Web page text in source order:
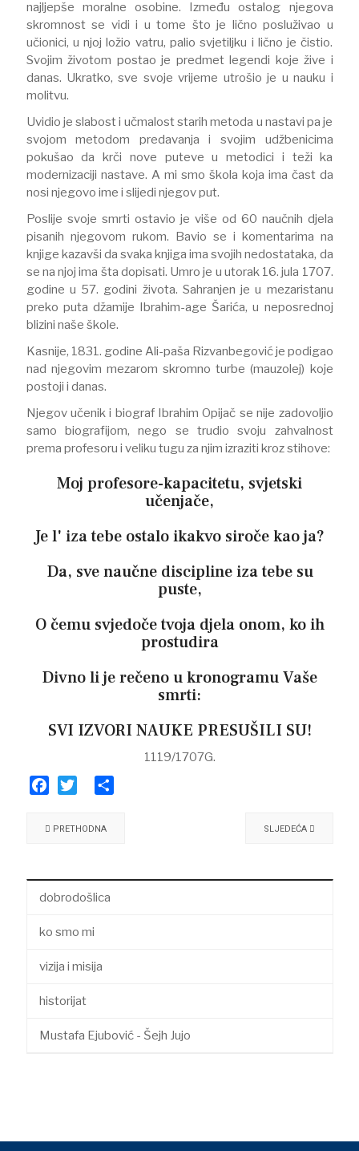
najljepše moralne osobine. Između ostalog njegova
skromnost se vidi i u tome što je lično posluživao u
učionici, u njoj ložio vatru, palio svjetiljku i lično je čistio.
Svojim životom postao je predmet legendi koje žive i
danas. Ukratko, sve svoje vrijeme utrošio je u nauku i
molitvu.
Uvidio je slabost i učmalost starih metoda u nastavi pa je
svojom metodom predavanja i svojim udžbenicima
pokušao da krči nove puteve u metodici i teži ka
modernizaciji nastave. A mi smo škola koja ima čast da
nosi njegovo ime i slijedi njegov put.
Poslije svoje smrti ostavio je više od 60 naučnih djela
pisanih njegovom rukom. Bavio se i komentarima na
knjige kazavši da svaka knjiga ima svojih nedostataka, da
se na njoj ima šta dopisati. Umro je u utorak 16. jula 1707.
godine u 57. godini života. Sahranjen je u mezaristanu
preko puta džamije Ibrahim-age Šarića, u neposrednoj
blizini naše škole.
Kasnije, 1831. godine Ali-paša Rizvanbegović je podigao
nad njegovim mezarom skromno turbe (mauzolej) koje
postoji i danas.
Njegov učenik i biograf Ibrahim Opijač se nije zadovoljio
samo biografijom, nego se trudio svoju zahvalnost
prema profesoru i veliku tugu za njim izraziti kroz stihove:
Moj profesore-kapacitetu, svjetski
učenjače,
Je l' iza tebe ostalo ikakvo siroče kao ja?
Da, sve naučne discipline iza tebe su
puste,
O čemu svjedoče tvoja djela onom, ko ih
prostudira
Divno li je rečeno u kronogramu Vaše
smrti:
SVI IZVORI NAUKE PRESUŠILI SU!
1119/1707G.
PRETHODNA SLJEDEĆA
dobrodošlica
ko smo mi
vizija i misija
historijat
Mustafa Ejubović - Šejh Jujo